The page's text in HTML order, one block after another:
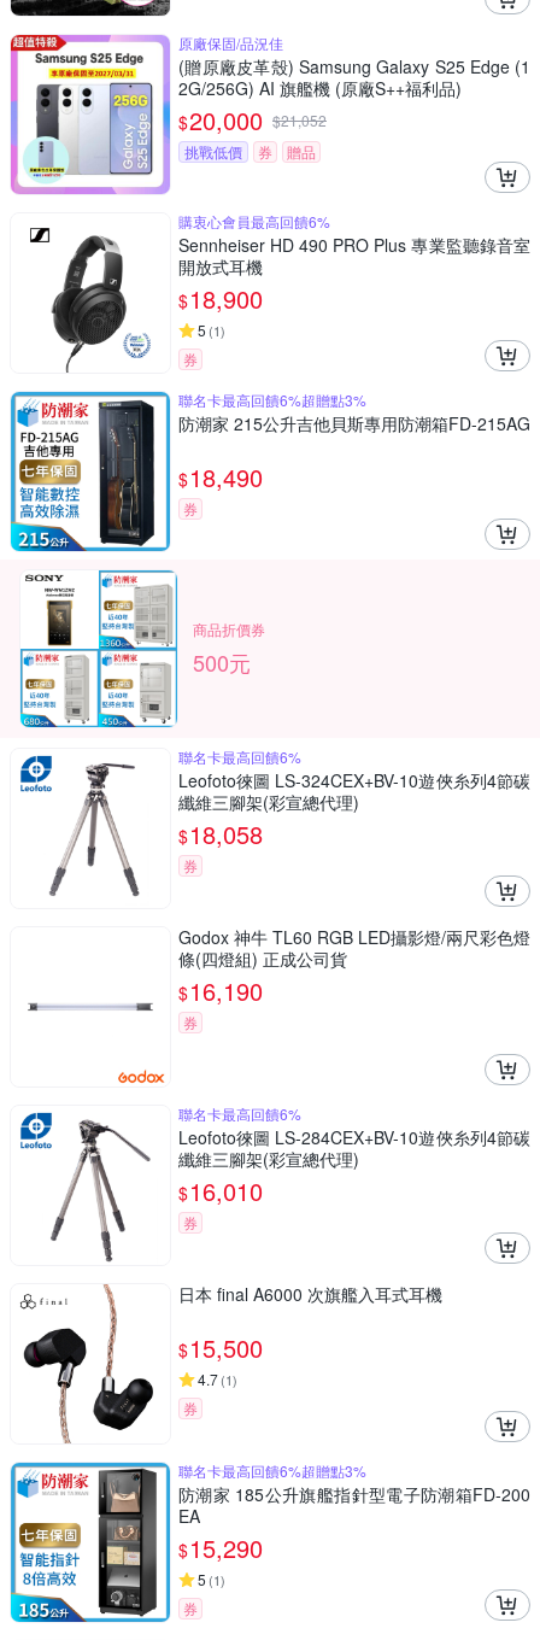
原廠保固/品況佳
(贈原廠皮革殼) Samsung Galaxy S25 Edge (1
2G/256G) AI 旗艦機 (原廠S++福利品)
$20,000 $21,052
挑戰低價
券 贈品
購衷心會員最高回饋6%
Sennheiser HD 490 PRO Plus 專業監聽錄音室
開放式耳機
$18,900
5 (1)
券
聯名卡最高回饋6%超贈點3%
防潮家 215公升吉他貝斯專用防潮箱FD-215AG
$18,490
券
商品折價券
500元
聯名卡最高回饋6%
Leofoto徠圖 LS-324CEX+BV-10遊俠糸列4節碳
纖維三腳架(彩宣總代理)
$18,058
券
Godox 神牛 TL60 RGB LED攝影燈/兩尺彩色燈
條(四燈組) 正成公司貨
$16,190
券
聯名卡最高回饋6%
Leofoto徠圖 LS-284CEX+BV-10遊俠糸列4節碳
纖維三腳架(彩宣總代理)
$16,010
券
日本 final A6000 次旗艦入耳式耳機
$15,500
4.7(1)
券
聯名卡最高回饋6%超贈點3%
防潮家 185公升旗艦指針型電子防潮箱FD-200
EA
$15,290
5 (1)
券